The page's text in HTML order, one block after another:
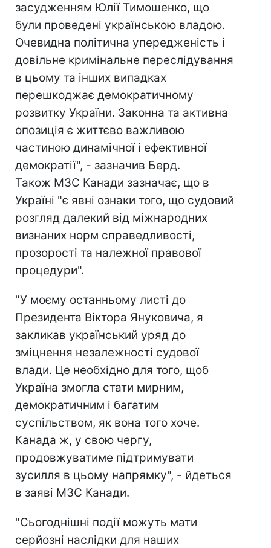
засудженням Юлії Тимошенко, що
були проведені українською владою.
Очевидна політична упередженість і
довільне кримінальне переслідування
в цьому та інших випадках
перешкоджає демократичному
розвитку України. Законна та активна
опозиція є життєво важливою
частиною динамічної і ефективної
демократії", - зазначив Берд.
Також МЗС Канади зазначає, що в
Україні "є явні ознаки того, що судовий
розгляд далекий від міжнародних
визнаних норм справедливості,
прозорості та належної правової
процедури".
"У моєму останньому листі до
Президента Віктора Януковича, я
закликав український уряд до
зміцнення незалежності судової
влади. Це необхідно для того, щоб
Україна змогла стати мирним,
демократичним і багатим
суспільством, як вона того хоче.
Канада ж, у свою чергу,
продовжуватиме підтримувати
зусилля в цьому напрямку", - йдеться
в заяві МЗС Канади.
"Сьогоднішні події можуть мати
серйозні наслідки для наших